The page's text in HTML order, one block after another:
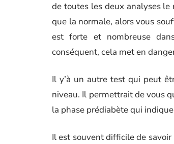
de toutes les deux analyses
que la normale, alors vous
est forte et nombreuse
conséquent, cela met en
Il y’à un autre test qui peut
niveau. Il permettrait de vous
la phase prédiabète qui
Il est souvent difficile de